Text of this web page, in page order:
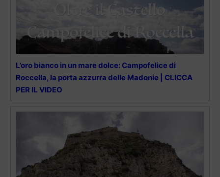
L’oro bianco in un mare dolce: Campofelice di
Roccella, la porta azzurra delle Madonie | CLICCA
PER IL VIDEO